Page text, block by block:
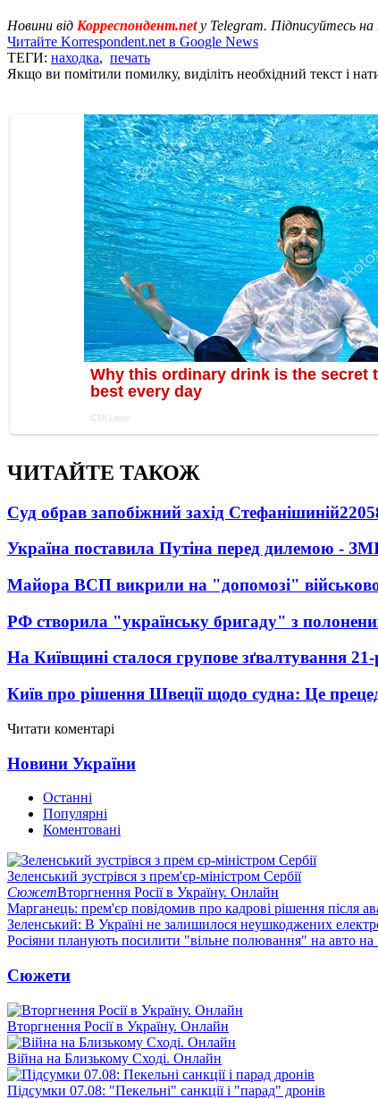
Новини від Корреспондент.netу Telegram. Підписуйтесь
Читайте Korrespondent.net в Google News
ТЕГИ: находка, печать
Якщо ви помітили помилку, виділіть необхідний текст і
ЧИТАЙТЕ ТАКОЖ
Суд обрав запобіжний захід Стефанішиній
Україна поставила Путіна перед дилемою -
Майора ВСП викрили на "допомозі"
РФ створила "українську бригаду" з
На Київщині сталося групове зґвалтування 21-
Київ про рішення Швеції щодо судна: Це
Читати коментарі
Новини України
Останні
Популярні
Коментовані
Зеленський зустрівся з прем'єр-міністром Сербії
СюжетВторгнення Росії в Україну. Онлайн
Марганець: прем'єр повідомив про кадрові рішення після
Зеленський: В Україні не залишилося неушкоджених
Росіяни планують посилити "вільне полювання" на авто
Сюжети
Вторгнення Росії в Україну. Онлайн
Війна на Близькому Сході. Онлайн
Підсумки 07.08: "Пекельні" санкції і "парад" дронів